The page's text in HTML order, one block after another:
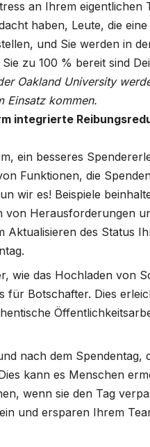
an Ihrem eigentlichen
haben, Leute, die
und Sie werden in
zu 100 % bereit sind
Oakland University
Einsatz kommen.
integrierte
ein besseres
Funktionen, die
wir es! Beispiele
von Herausforderungen
des Status
wie das Hochladen von
für Botschafter. Dies
nach dem Spendentag,
kann es Menschen
wenn sie den Tag
und ersparen Ihrem